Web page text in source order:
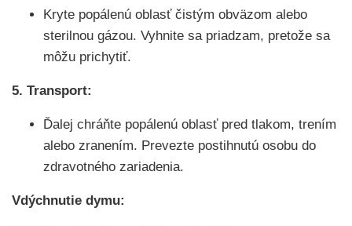
Kryte popálenú oblasť čistým obväzom alebo
sterilnou gázou. Vyhnite sa priadzam, pretože sa
môžu prichytiť.
5. Transport:
Ďalej chráňte popálenú oblasť pred tlakom, trením
alebo zranením. Prevezte postihnutú osobu do
zdravotného zariadenia.
Vdýchnutie dymu: